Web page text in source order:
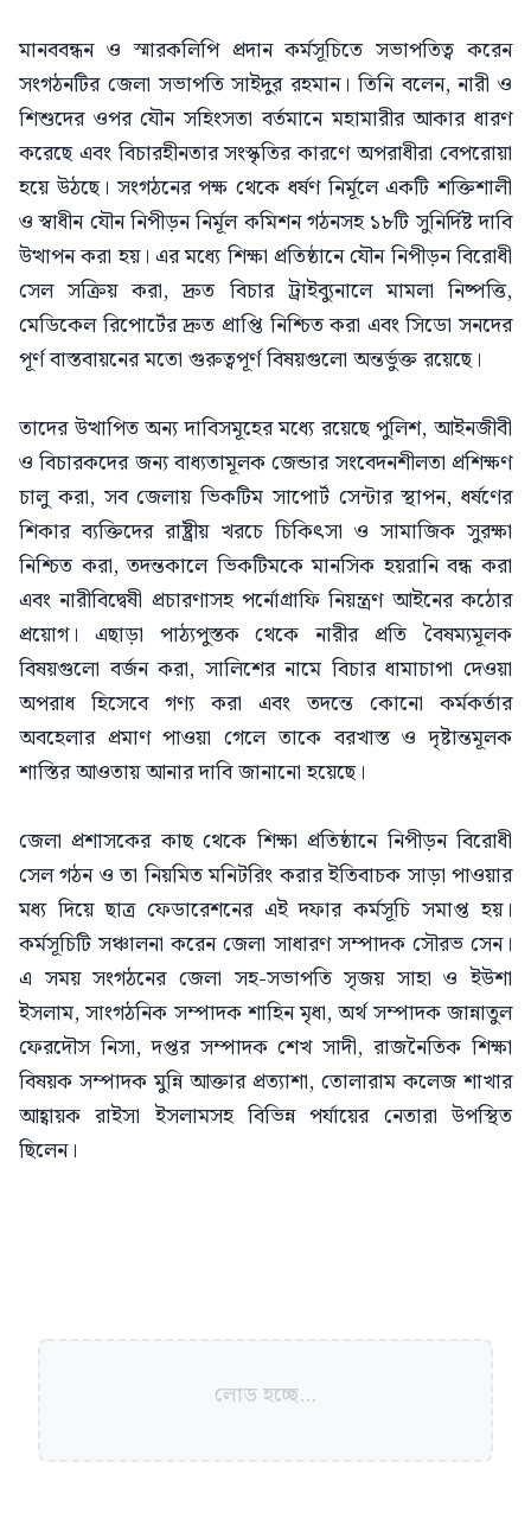
মানববন্ধন ও স্মারকলিপি প্রদান কর্মসূচিতে সভাপতিত্ব করেন
সংগঠনটির জেলা সভাপতি সাইদুর রহমান। তিনি বলেন, নারী ও
শিশুদের ওপর যৌন সহিংসতা বর্তমানে মহামারীর আকার ধারণ
করেছে এবং বিচারহীনতার সংস্কৃতির কারণে অপরাধীরা বেপরোয়া
হয়ে উঠছে। সংগঠনের পক্ষ থেকে ধর্ষণ নির্মূলে একটি শক্তিশালী
ও স্বাধীন যৌন নিপীড়ন নির্মূল কমিশন গঠনসহ ১৮টি সুনির্দিষ্ট দাবি
উত্থাপন করা হয়। এর মধ্যে শিক্ষা প্রতিষ্ঠানে যৌন নিপীড়ন বিরোধী
সেল সক্রিয় করা, দ্রুত বিচার ট্রাইব্যুনালে মামলা নিষ্পত্তি,
মেডিকেল রিপোর্টের দ্রুত প্রাপ্তি নিশ্চিত করা এবং সিডো সনদের
পূর্ণ বাস্তবায়নের মতো গুরুত্বপূর্ণ বিষয়গুলো অন্তর্ভুক্ত রয়েছে।
তাদের উত্থাপিত অন্য দাবিসমূহের মধ্যে রয়েছে পুলিশ, আইনজীবী
ও বিচারকদের জন্য বাধ্যতামূলক জেন্ডার সংবেদনশীলতা প্রশিক্ষণ
চালু করা, সব জেলায় ভিকটিম সাপোর্ট সেন্টার স্থাপন, ধর্ষণের
শিকার ব্যক্তিদের রাষ্ট্রীয় খরচে চিকিৎসা ও সামাজিক সুরক্ষা
নিশ্চিত করা, তদন্তকালে ভিকটিমকে মানসিক হয়রানি বন্ধ করা
এবং নারীবিদ্বেষী প্রচারণাসহ পর্নোগ্রাফি নিয়ন্ত্রণ আইনের কঠোর
প্রয়োগ। এছাড়া পাঠ্যপুস্তক থেকে নারীর প্রতি বৈষম্যমূলক
বিষয়গুলো বর্জন করা, সালিশের নামে বিচার ধামাচাপা দেওয়া
অপরাধ হিসেবে গণ্য করা এবং তদন্তে কোনো কর্মকর্তার
অবহেলার প্রমাণ পাওয়া গেলে তাকে বরখাস্ত ও দৃষ্টান্তমূলক
শাস্তির আওতায় আনার দাবি জানানো হয়েছে।
জেলা প্রশাসকের কাছ থেকে শিক্ষা প্রতিষ্ঠানে নিপীড়ন বিরোধী
সেল গঠন ও তা নিয়মিত মনিটরিং করার ইতিবাচক সাড়া পাওয়ার
মধ্য দিয়ে ছাত্র ফেডারেশনের এই দফার কর্মসূচি সমাপ্ত হয়।
কর্মসূচিটি সঞ্চালনা করেন জেলা সাধারণ সম্পাদক সৌরভ সেন।
এ সময় সংগঠনের জেলা সহ-সভাপতি সৃজয় সাহা ও ইউশা
ইসলাম, সাংগঠনিক সম্পাদক শাহিন মৃধা, অর্থ সম্পাদক জান্নাতুল
ফেরদৌস নিসা, দপ্তর সম্পাদক শেখ সাদী, রাজনৈতিক শিক্ষা
বিষয়ক সম্পাদক মুন্নি আক্তার প্রত্যাশা, তোলারাম কলেজ শাখার
আহ্বায়ক রাইসা ইসলামসহ বিভিন্ন পর্যায়ের নেতারা উপস্থিত
ছিলেন।
লোড হচ্ছে...